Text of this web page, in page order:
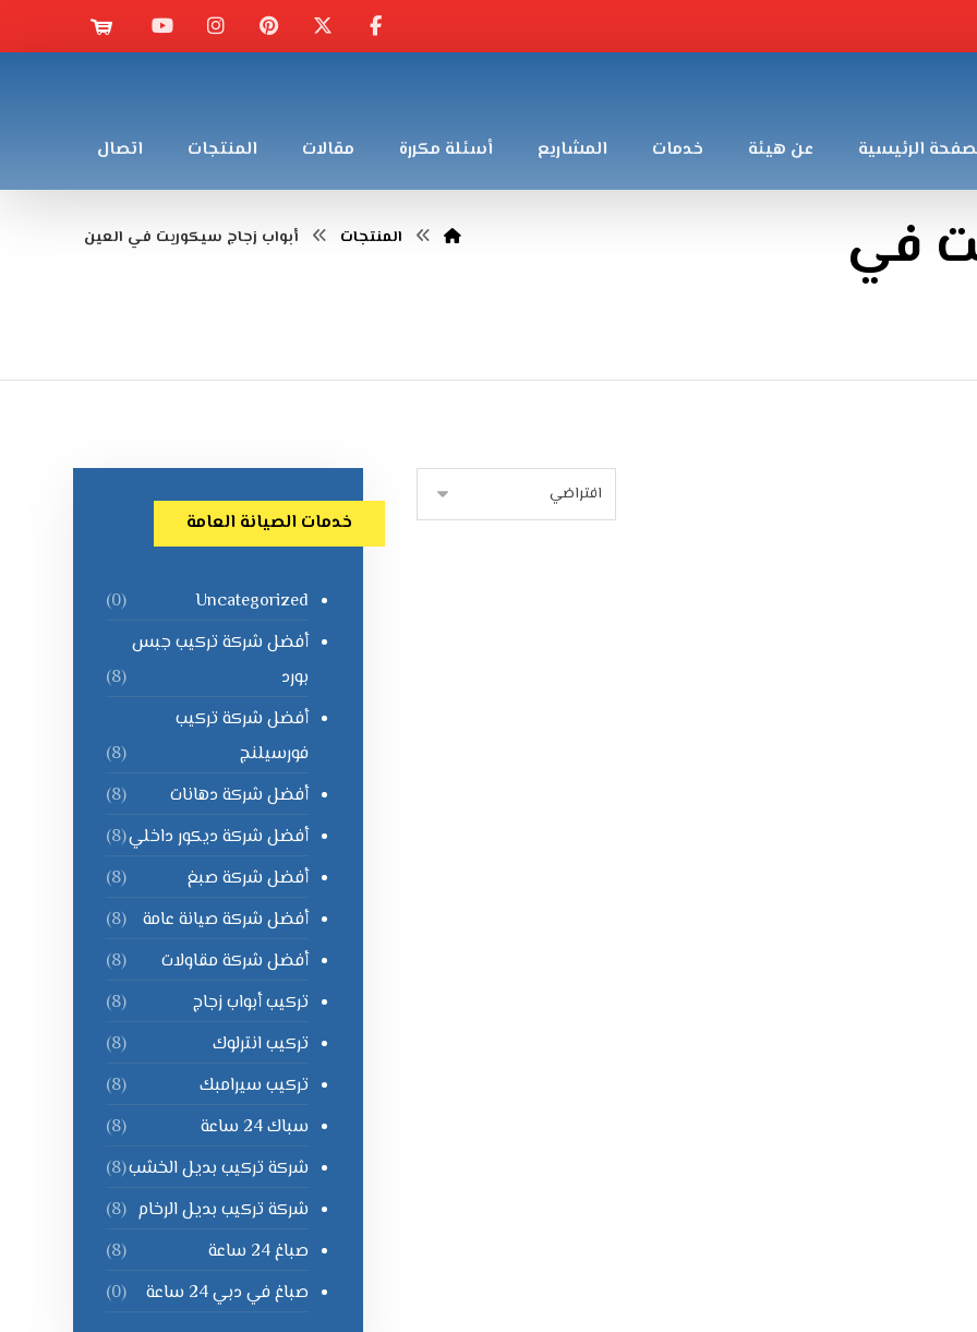
الرئيسية عن هيئة خدمات المشاريع أسئلة مكررة مقالات المنتجات اتصال
في
المنتجات أبواب زجاج سيكوريت في العين
خدمات الصيانة العامة
Uncategorized
(0)
أفضل شركة تركيب جبس
بورد
(8)
أفضل شركة تركيب
فورسيلنج
(8)
أفضل شركة دهانات
(8)
أفضل شركة ديكور داخلي(8)
أفضل شركة صبغ
(8)
أفضل شركة صيانة عامة
(8)
أفضل شركة مقاولات
(8)
تركيب أبواب زجاج
(8)
تركيب انترلوك
(8)
تركيب سيرامبك
(8)
سباك 24 ساعة
(8)
شركة تركيب بديل الخشب(8)
شركة تركيب بديل الرخام (8)
صباغ 24 ساعة
(8)
صباغ في دبي 24 ساعة
(0)